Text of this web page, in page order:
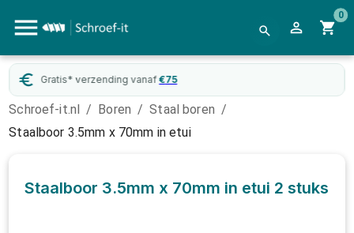
0
Gratis* verzending vanaf €75
Schroef-it.nl / Boren / Staal boren /
Staalboor 3.5mm x 70mm in etui
Staalboor 3.5mm x 70mm in etui 2 stuks